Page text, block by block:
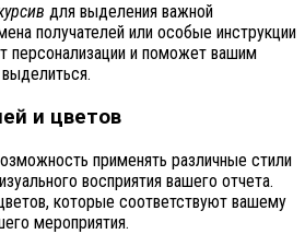
для выделения важной
получателей или особые инструкции
персонализации и поможет вашим
и цветов
применять различные стили
восприятия вашего отчета.
которые соответствуют вашему
мероприятия.